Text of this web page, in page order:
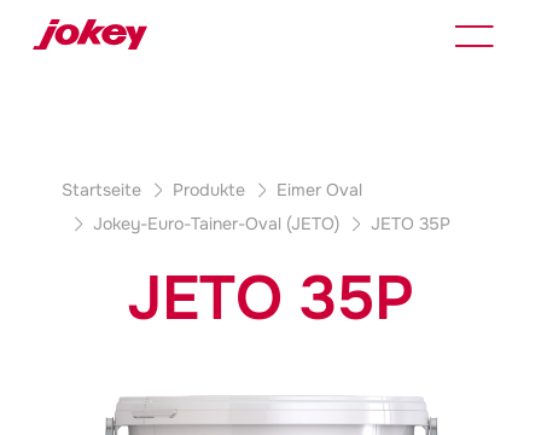
Produktdetails
Startseite Produkte
Eimer Oval
Jokey-Euro-Tainer-Oval (JETO) JETO 35P
JETO 35P